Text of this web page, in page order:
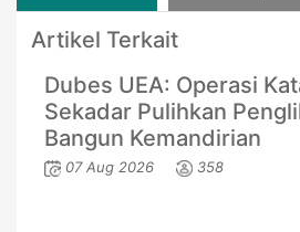
Artikel Terkait
Dubes UEA: Operasi
Sekadar Pulihkan
Bangun Kemandirian
07 Aug 2026 358